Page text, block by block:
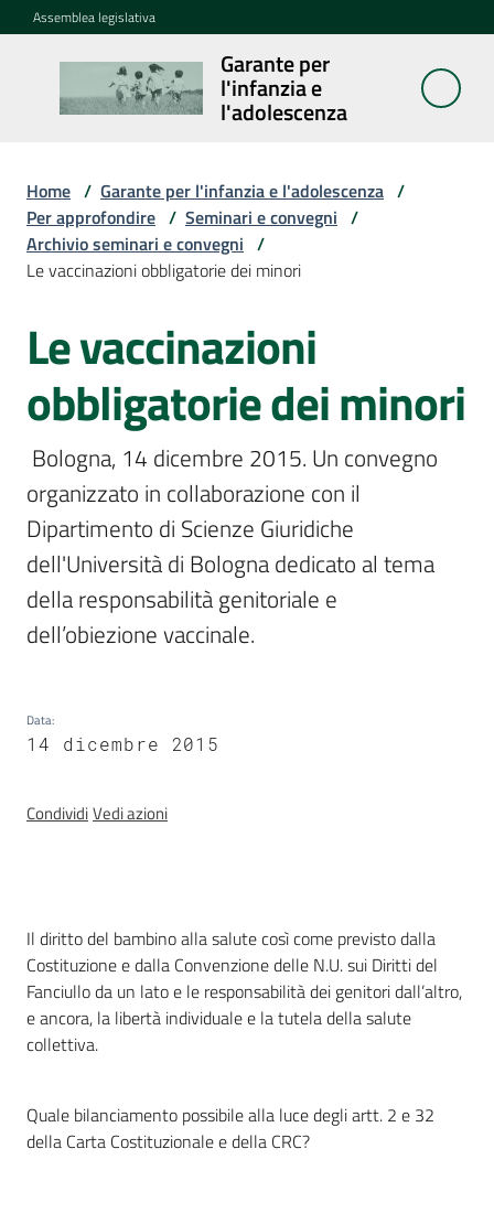
Vai al contenuto
Vai alla navigazione
Vai al footer
Assemblea legislativa
Garante per
l'infanzia e
l'adolescenza
Garante per
l'infanzia e
l'adolescenza
Cosa
fa
Agenda
Assemblea
dei
ragazzi
e
delle
ragazze
legislativa
Per i media
Per i cittadini
Home / Garante per l'infanzia e l'adolescenza /
Per approfondire / Seminari e convegni /
Archivio seminari e convegni /
Le vaccinazioni obbligatorie dei minori
Salta al contenuto
Le vaccinazioni
obbligatorie dei minori
organizzato in collaborazione con il
Dipartimento di Scienze Giuridiche
dell'Università di Bologna dedicato al tema
della responsabilità genitoriale e
dell’obiezione vaccinale.
Data:
14 dicembre 2015
CondividiVedi azioni
Introduzione
Il diritto del bambino alla salute così come previsto dalla
Costituzione e dalla Convenzione delle N.U. sui Diritti del
Fanciullo da un lato e le responsabilità dei genitori dall’altro,
e ancora, la libertà individuale e la tutela della salute
collettiva.
Quale bilanciamento possibile alla luce degli artt. 2 e 32
della Carta Costituzionale e della CRC?